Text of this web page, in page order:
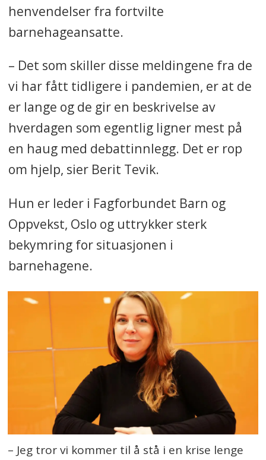
henvendelser fra fortvilte
barnehageansatte.
– Det som skiller disse meldingene fra de
vi har fått tidligere i pandemien, er at de
er lange og de gir en beskrivelse av
hverdagen som egentlig ligner mest på
en haug med debattinnlegg. Det er rop
om hjelp, sier Berit Tevik.
Hun er leder i Fagforbundet Barn og
Oppvekst, Oslo og uttrykker sterk
bekymring for situasjonen i
barnehagene.
– Jeg tror vi kommer til å stå i en krise lenge